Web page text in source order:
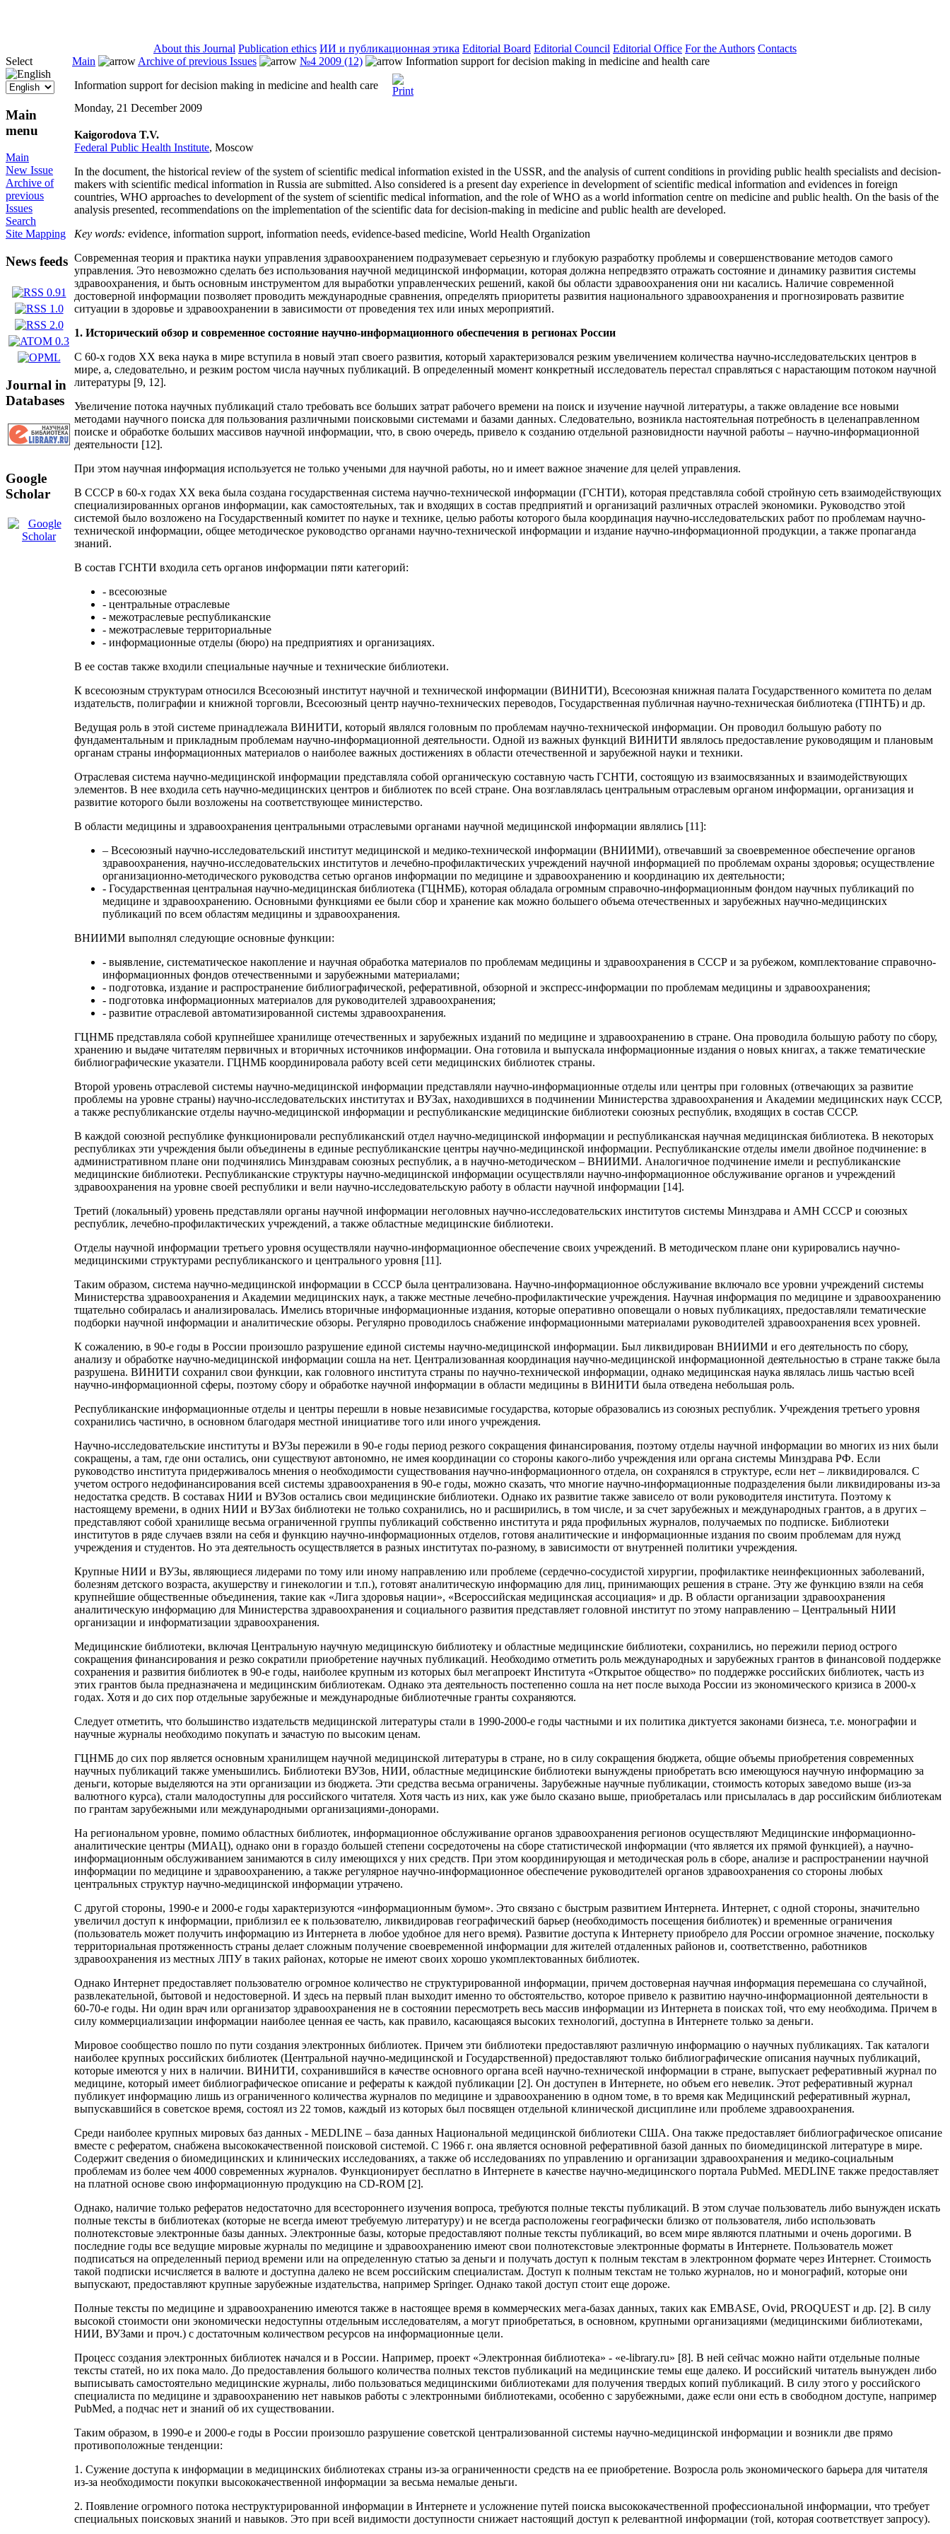
About this Journal Publication ethics ИИ и публикационная этика Editorial Board Editorial Council Editorial Office For the Authors Contacts
Select
Main
menu
Main
New Issue
Archive of
previous
Issues
Search
Site Mapping
News feeds
Journal in
Databases
Google
Scholar
Main Archive of previous Issues №4 2009 (12)
Information support for decision making in medicine and health care
Information support for decision making in medicine and health care
Monday, 21 December 2009
Kaigorodova T.V.
Federal Public Health Institute, Moscow
In the document, the historical review of the system of scientific medical information existed in the USSR, and the analysis of current conditions in providing public health specialists and decision-
makers with scientific medical information in Russia are submitted. Also considered is a present day experience in development of scientific medical information and evidences in foreign
countries, WHO approaches to development of the system of scientific medical information, and the role of WHO as a world information centre on medicine and public health. On the basis of the
analysis presented, recommendations on the implementation of the scientific data for decision-making in medicine and public health are developed.
Key words: evidence, information support, information needs, evidence-based medicine, World Health Organization
Современная теория и практика науки управления здравоохранением подразумевает серьезную и глубокую разработку проблемы и совершенствование методов самого
управления. Это невозможно сделать без использования научной медицинской информации, которая должна непредвзято отражать состояние и динамику развития системы
здравоохранения, и быть основным инструментом для выработки управленческих решений, какой бы области здравоохранения они ни касались. Наличие современной
достоверной информации позволяет проводить международные сравнения, определять приоритеты развития национального здравоохранения и прогнозировать развитие
ситуации в здоровье и здравоохранении в зависимости от проведения тех или иных мероприятий.
1. Исторический обзор и современное состояние научно-информационного обеспечения в регионах России
С 60-х годов ХХ века наука в мире вступила в новый этап своего развития, который характеризовался резким увеличением количества научно-исследовательских центров в
мире, а, следовательно, и резким ростом числа научных публикаций. В определенный момент конкретный исследователь перестал справляться с нарастающим потоком научной
литературы [9, 12].
Увеличение потока научных публикаций стало требовать все больших затрат рабочего времени на поиск и изучение научной литературы, а также овладение все новыми
методами научного поиска для пользования различными поисковыми системами и базами данных. Следовательно, возникла настоятельная потребность в целенаправленном
поиске и обработке больших массивов научной информации, что, в свою очередь, привело к созданию отдельной разновидности научной работы – научно-информационной
деятельности [12].
При этом научная информация используется не только учеными для научной работы, но и имеет важное значение для целей управления.
В СССР в 60-х годах ХХ века была создана государственная система научно-технической информации (ГСНТИ), которая представляла собой стройную сеть взаимодействующих
специализированных органов информации, как самостоятельных, так и входящих в состав предприятий и организаций различных отраслей экономики. Руководство этой
системой было возложено на Государственный комитет по науке и технике, целью работы которого была координация научно-исследовательских работ по проблемам научно-
технической информации, общее методическое руководство органами научно-технической информации и издание научно-информационной продукции, а также пропаганда
знаний.
В состав ГСНТИ входила сеть органов информации пяти категорий:
- всесоюзные
- центральные отраслевые
- межотраслевые республиканские
- межотраслевые территориальные
- информационные отделы (бюро) на предприятиях и организациях.
В ее состав также входили специальные научные и технические библиотеки.
К всесоюзным структурам относился Всесоюзный институт научной и технической информации (ВИНИТИ), Всесоюзная книжная палата Государственного комитета по делам
издательств, полиграфии и книжной торговли, Всесоюзный центр научно-технических переводов, Государственная публичная научно-техническая библиотека (ГПНТБ) и др.
Ведущая роль в этой системе принадлежала ВИНИТИ, который являлся головным по проблемам научно-технической информации. Он проводил большую работу по
фундаментальным и прикладным проблемам научно-информационной деятельности. Одной из важных функций ВИНИТИ являлось предоставление руководящим и плановым
органам страны информационных материалов о наиболее важных достижениях в области отечественной и зарубежной науки и техники.
Отраслевая система научно-медицинской информации представляла собой органическую составную часть ГСНТИ, состоящую из взаимосвязанных и взаимодействующих
элементов. В нее входила сеть научно-медицинских центров и библиотек по всей стране. Она возглавлялась центральным отраслевым органом информации, организация и
развитие которого были возложены на соответствующее министерство.
В области медицины и здравоохранения центральными отраслевыми органами научной медицинской информации являлись [11]:
– Всесоюзный научно-исследовательский институт медицинской и медико-технической информации (ВНИИМИ), отвечавший за своевременное обеспечение органов
здравоохранения, научно-исследовательских институтов и лечебно-профилактических учреждений научной информацией по проблемам охраны здоровья; осуществление
организационно-методического руководства сетью органов информации по медицине и здравоохранению и координацию их деятельности;
- Государственная центральная научно-медицинская библиотека (ГЦНМБ), которая обладала огромным справочно-информационным фондом научных публикаций по
медицине и здравоохранению. Основными функциями ее были сбор и хранение как можно большего объема отечественных и зарубежных научно-медицинских
публикаций по всем областям медицины и здравоохранения.
ВНИИМИ выполнял следующие основные функции:
- выявление, систематическое накопление и научная обработка материалов по проблемам медицины и здравоохранения в СССР и за рубежом, комплектование справочно-
информационных фондов отечественными и зарубежными материалами;
- подготовка, издание и распространение библиографической, реферативной, обзорной и экспресс-информации по проблемам медицины и здравоохранения;
- подготовка информационных материалов для руководителей здравоохранения;
- развитие отраслевой автоматизированной системы здравоохранения.
ГЦНМБ представляла собой крупнейшее хранилище отечественных и зарубежных изданий по медицине и здравоохранению в стране. Она проводила большую работу по сбору,
хранению и выдаче читателям первичных и вторичных источников информации. Она готовила и выпускала информационные издания о новых книгах, а также тематические
библиографические указатели. ГЦНМБ координировала работу всей сети медицинских библиотек страны.
Второй уровень отраслевой системы научно-медицинской информации представляли научно-информационные отделы или центры при головных (отвечающих за развитие
проблемы на уровне страны) научно-исследовательских институтах и ВУЗах, находившихся в подчинении Министерства здравоохранения и Академии медицинских наук СССР,
а также республиканские отделы научно-медицинской информации и республиканские медицинские библиотеки союзных республик, входящих в состав СССР.
В каждой союзной республике функционировали республиканский отдел научно-медицинской информации и республиканская научная медицинская библиотека. В некоторых
республиках эти учреждения были объединены в единые республиканские центры научно-медицинской информации. Республиканские отделы имели двойное подчинение: в
административном плане они подчинялись Минздравам союзных республик, а в научно-методическом – ВНИИМИ. Аналогичное подчинение имели и республиканские
медицинские библиотеки. Республиканские структуры научно-медицинской информации осуществляли научно-информационное обслуживание органов и учреждений
здравоохранения на уровне своей республики и вели научно-исследовательскую работу в области научной информации [14].
Третий (локальный) уровень представляли органы научной информации неголовных научно-исследовательских институтов системы Минздрава и АМН СССР и союзных
республик, лечебно-профилактических учреждений, а также областные медицинские библиотеки.
Отделы научной информации третьего уровня осуществляли научно-информационное обеспечение своих учреждений. В методическом плане они курировались научно-
медицинскими структурами республиканского и центрального уровня [11].
Таким образом, система научно-медицинской информации в СССР была централизована. Научно-информационное обслуживание включало все уровни учреждений системы
Министерства здравоохранения и Академии медицинских наук, а также местные лечебно-профилактические учреждения. Научная информация по медицине и здравоохранению
тщательно собиралась и анализировалась. Имелись вторичные информационные издания, которые оперативно оповещали о новых публикациях, предоставляли тематические
подборки научной информации и аналитические обзоры. Регулярно проводилось снабжение информационными материалами руководителей здравоохранения всех уровней.
К сожалению, в 90-е годы в России произошло разрушение единой системы научно-медицинской информации. Был ликвидирован ВНИИМИ и его деятельность по сбору,
анализу и обработке научно-медицинской информации сошла на нет. Централизованная координация научно-медицинской информационной деятельностью в стране также была
разрушена. ВИНИТИ сохранил свои функции, как головного института страны по научно-технической информации, однако медицинская наука являлась лишь частью всей
научно-информационной сферы, поэтому сбору и обработке научной информации в области медицины в ВИНИТИ была отведена небольшая роль.
Республиканские информационные отделы и центры перешли в новые независимые государства, которые образовались из союзных республик. Учреждения третьего уровня
сохранились частично, в основном благодаря местной инициативе того или иного учреждения.
Научно-исследовательские институты и ВУЗы пережили в 90-е годы период резкого сокращения финансирования, поэтому отделы научной информации во многих из них были
сокращены, а там, где они остались, они существуют автономно, не имея координации со стороны какого-либо учреждения или органа системы Минздрава РФ. Если
руководство института придерживалось мнения о необходимости существования научно-информационного отдела, он сохранялся в структуре, если нет – ликвидировался. С
учетом острого недофинансирования всей системы здравоохранения в 90-е годы, можно сказать, что многие научно-информационные подразделения были ликвидированы из-за
недостатка средств. В составах НИИ и ВУЗов остались свои медицинские библиотеки. Однако их развитие также зависело от воли руководителя института. Поэтому к
настоящему времени, в одних НИИ и ВУЗах библиотеки не только сохранились, но и расширились, в том числе, и за счет зарубежных и международных грантов, а в других –
представляют собой хранилище весьма ограниченной группы публикаций собственно института и ряда профильных журналов, получаемых по подписке. Библиотеки
институтов в ряде случаев взяли на себя и функцию научно-информационных отделов, готовя аналитические и информационные издания по своим проблемам для нужд
учреждения и студентов. Но эта деятельность осуществляется в разных институтах по-разному, в зависимости от внутренней политики учреждения.
Крупные НИИ и ВУЗы, являющиеся лидерами по тому или иному направлению или проблеме (сердечно-сосудистой хирургии, профилактике неинфекционных заболеваний,
болезням детского возраста, акушерству и гинекологии и т.п.), готовят аналитическую информацию для лиц, принимающих решения в стране. Эту же функцию взяли на себя
крупнейшие общественные объединения, такие как «Лига здоровья нации», «Всероссийская медицинская ассоциация» и др. В области организации здравоохранения
аналитическую информацию для Министерства здравоохранения и социального развития представляет головной институт по этому направлению – Центральный НИИ
организации и информатизации здравоохранения.
Медицинские библиотеки, включая Центральную научную медицинскую библиотеку и областные медицинские библиотеки, сохранились, но пережили период острого
сокращения финансирования и резко сократили приобретение научных публикаций. Необходимо отметить роль международных и зарубежных грантов в финансовой поддержке
сохранения и развития библиотек в 90-е годы, наиболее крупным из которых был мегапроект Института «Открытое общество» по поддержке российских библиотек, часть из
этих грантов была предназначена и медицинским библиотекам. Однако эта деятельность постепенно сошла на нет после выхода России из экономического кризиса в 2000-х
годах. Хотя и до сих пор отдельные зарубежные и международные библиотечные гранты сохраняются.
Следует отметить, что большинство издательств медицинской литературы стали в 1990-2000-е годы частными и их политика диктуется законами бизнеса, т.е. монографии и
научные журналы необходимо покупать и зачастую по высоким ценам.
ГЦНМБ до сих пор является основным хранилищем научной медицинской литературы в стране, но в силу сокращения бюджета, общие объемы приобретения современных
научных публикаций также уменьшились. Библиотеки ВУЗов, НИИ, областные медицинские библиотеки вынуждены приобретать всю имеющуюся научную информацию за
деньги, которые выделяются на эти организации из бюджета. Эти средства весьма ограничены. Зарубежные научные публикации, стоимость которых заведомо выше (из-за
валютного курса), стали малодоступны для российского читателя. Хотя часть из них, как уже было сказано выше, приобреталась или присылалась в дар российским библиотекам
по грантам зарубежными или международными организациями-донорами.
На региональном уровне, помимо областных библиотек, информационное обслуживание органов здравоохранения регионов осуществляют Медицинские информационно-
аналитические центры (МИАЦ), однако они в гораздо большей степени сосредоточены на сборе статистической информации (что является их прямой функцией), а научно-
информационным обслуживанием занимаются в силу имеющихся у них средств. При этом координирующая и методическая роль в сборе, анализе и распространении научной
информации по медицине и здравоохранению, а также регулярное научно-информационное обеспечение руководителей органов здравоохранения со стороны любых
центральных структур научно-медицинской информации утрачено.
С другой стороны, 1990-е и 2000-е годы характеризуются «информационным бумом». Это связано с быстрым развитием Интернета. Интернет, с одной стороны, значительно
увеличил доступ к информации, приблизил ее к пользователю, ликвидировав географический барьер (необходимость посещения библиотек) и временные ограничения
(пользователь может получить информацию из Интернета в любое удобное для него время). Развитие доступа к Интернету приобрело для России огромное значение, поскольку
территориальная протяженность страны делает сложным получение своевременной информации для жителей отдаленных районов и, соответственно, работников
здравоохранения из местных ЛПУ в таких районах, которые не имеют своих хорошо укомплектованных библиотек.
Однако Интернет предоставляет пользователю огромное количество не структурированной информации, причем достоверная научная информация перемешана со случайной,
развлекательной, бытовой и недостоверной. И здесь на первый план выходит именно то обстоятельство, которое привело к развитию научно-информационной деятельности в
60-70-е годы. Ни один врач или организатор здравоохранения не в состоянии пересмотреть весь массив информации из Интернета в поисках той, что ему необходима. Причем в
силу коммерциализации информации наиболее ценная ее часть, как правило, касающаяся высоких технологий, доступна в Интернете только за деньги.
Мировое сообщество пошло по пути создания электронных библиотек. Причем эти библиотеки предоставляют различную информацию о научных публикациях. Так каталоги
наиболее крупных российских библиотек (Центральной научно-медицинской и Государственной) предоставляют только библиографические описания научных публикаций,
которые имеются у них в наличии. ВИНИТИ, сохранившийся в качестве основного органа всей научно-технической информации в стране, выпускает реферативный журнал по
медицине, который имеет библиографическое описание и рефераты к каждой публикации [2]. Он доступен в Интернете, но объем его невелик. Этот реферативный журнал
публикует информацию лишь из ограниченного количества журналов по медицине и здравоохранению в одном томе, в то время как Медицинский реферативный журнал,
выпускавшийся в советское время, состоял из 22 томов, каждый из которых был посвящен отдельной клинической дисциплине или проблеме здравоохранения.
Среди наиболее крупных мировых баз данных - MEDLINE – база данных Национальной медицинской библиотеки США. Она также предоставляет библиографическое описание
вместе с рефератом, снабжена высококачественной поисковой системой. С 1966 г. она является основной реферативной базой данных по биомедицинской литературе в мире.
Содержит сведения о биомедицинских и клинических исследованиях, а также об исследованиях по управлению и организации здравоохранения и медико-социальным
проблемам из более чем 4000 современных журналов. Функционирует бесплатно в Интернете в качестве научно-медицинского портала PubMed. МEDLINE также предоставляет
на платной основе свою информационную продукцию на CD-ROM [2].
Однако, наличие только рефератов недостаточно для всестороннего изучения вопроса, требуются полные тексты публикаций. В этом случае пользователь либо вынужден искать
полные тексты в библиотеках (которые не всегда имеют требуемую литературу) и не всегда расположены географически близко от пользователя, либо использовать
полнотекстовые электронные базы данных. Электронные базы, которые предоставляют полные тексты публикаций, во всем мире являются платными и очень дорогими. В
последние годы все ведущие мировые журналы по медицине и здравоохранению имеют свои полнотекстовые электронные форматы в Интернете. Пользователь может
подписаться на определенный период времени или на определенную статью за деньги и получать доступ к полным текстам в электронном формате через Интернет. Стоимость
такой подписки исчисляется в валюте и доступна далеко не всем российским специалистам. Доступ к полным текстам не только журналов, но и монографий, которые они
выпускают, предоставляют крупные зарубежные издательства, например Springer. Однако такой доступ стоит еще дороже.
Полные тексты по медицине и здравоохранению имеются также в настоящее время в коммерческих мега-базах данных, таких как EMBASE, Ovid, PROQUEST и др. [2]. В силу
высокой стоимости они экономически недоступны отдельным исследователям, а могут приобретаться, в основном, крупными организациями (медицинскими библиотеками,
НИИ, ВУЗами и проч.) с достаточным количеством ресурсов на информационные цели.
Процесс создания электронных библиотек начался и в России. Например, проект «Электронная библиотека» - «e-library.ru» [8]. В ней сейчас можно найти отдельные полные
тексты статей, но их пока мало. До предоставления большого количества полных текстов публикаций на медицинские темы еще далеко. И российский читатель вынужден либо
выписывать самостоятельно медицинские журналы, либо пользоваться медицинскими библиотеками для получения твердых копий публикаций. В силу этого у российского
специалиста по медицине и здравоохранению нет навыков работы с электронными библиотеками, особенно с зарубежными, даже если они есть в свободном доступе, например
PubMed, а подчас нет и знаний об их существовании.
Таким образом, в 1990-е и 2000-е годы в России произошло разрушение советской централизованной системы научно-медицинской информации и возникли две прямо
противоположные тенденции:
1. Сужение доступа к информации в медицинских библиотеках страны из-за ограниченности средств на ее приобретение. Возросла роль экономического барьера для читателя
из-за необходимости покупки высококачественной информации за весьма немалые деньги.
2. Появление огромного потока неструктурированной информации в Интернете и усложнение путей поиска высококачественной профессиональной информации, что требует
специальных поисковых знаний и навыков. Это при всей видимости доступности снижает настоящий доступ к релевантной информации (той, которая соответствует запросу).